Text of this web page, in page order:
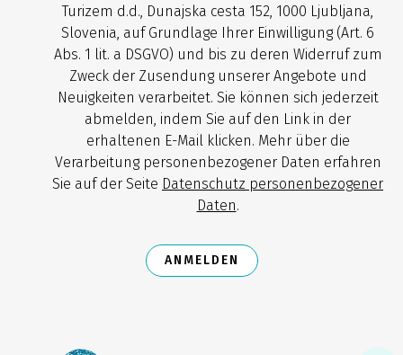
Turizem d.d., Dunajska cesta 152, 1000 Ljubljana,
Slovenia, auf Grundlage Ihrer Einwilligung (Art. 6
Abs. 1 lit. a DSGVO) und bis zu deren Widerruf zum
Zweck der Zusendung unserer Angebote und
Neuigkeiten verarbeitet. Sie können sich jederzeit
abmelden, indem Sie auf den Link in der
erhaltenen E-Mail klicken. Mehr über die
Verarbeitung personenbezogener Daten erfahren
Sie auf der Seite Datenschutz personenbezogener
Daten.
ANMELDEN